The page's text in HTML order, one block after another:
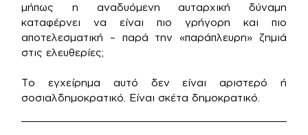
μήπως η αναδυόμενη αυταρχική δύναμη
καταφέρνει να είναι πιο γρήγορη και πιο
αποτελεσματική – παρά την «παράπλευρη» ζημιά
στις ελευθερίες;
Το εγχείρημα αυτό δεν είναι αριστερό ή
σοσιαλδημοκρατικό. Είναι σκέτα δημοκρατικό.